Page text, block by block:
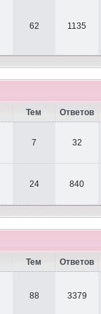
62 1135
Тем Ответов
7 32
24 840
Тем Ответов
88 3379